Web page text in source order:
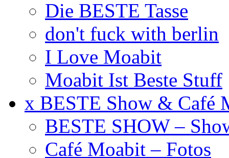
Die BESTE Tasse
don't fuck with berlin
I Love Moabit
Moabit Ist Beste Stuff
x BESTE Show & Café
BESTE SHOW –
Café Moabit – Fotos